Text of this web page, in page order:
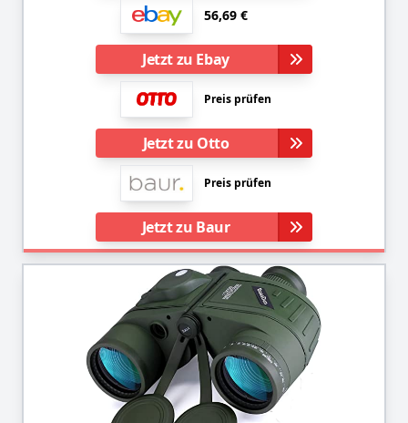
56,69 €
Jetzt zu Ebay
Preis prüfen
Jetzt zu Otto
Preis prüfen
Jetzt zu Baur